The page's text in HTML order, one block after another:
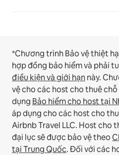
*Chương trình Bảo vệ thiệt
hợp đồng bảo hiểm và phải
điều kiện và giới hạnnày.
vệ cho các host cho thuê
dụng Bảo hiểm cho host tại
áp dụng cho các host cho
Airbnb Travel LLC. Host cho
đại lục sẽ được bảo vệ theo
tại Trung Quốc.Đối với các